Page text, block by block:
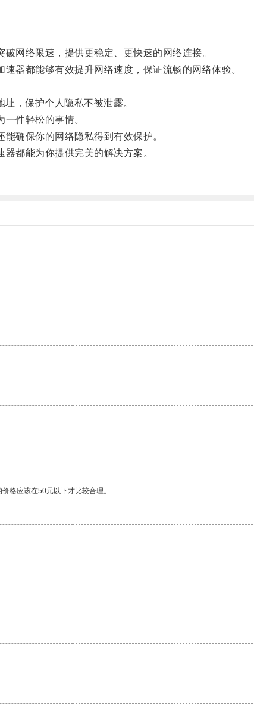
网络限速，提供更稳定、更快速的网络连接。
都能够有效提升网络速度，保证流畅的网络体验。
，保护个人隐私不被泄露。
件轻松的事情。
确保你的网络隐私得到有效保护。
都能为你提供完美的解决方案。
格应该在50元以下才比较合理。